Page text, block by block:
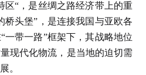
“，是丝绸之路经济带上的重
桥头堡”，是连接我国与亚欧各
一带一路”框架下，其战略地位
现代化物流，是当地的迫切需
。